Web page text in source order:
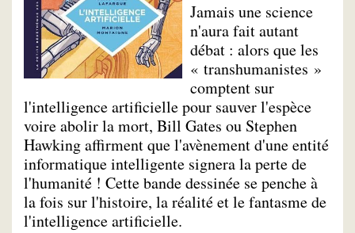
Jamais une science
n'aura fait autant
débat : alors que les
« transhumanistes »
comptent sur
l'intelligence artificielle pour sauver l'espèce
voire abolir la mort, Bill Gates ou Stephen
Hawking affirment que l'avènement d'une entité
informatique intelligente signera la perte de
l'humanité ! Cette bande dessinée se penche à
la fois sur l'histoire, la réalité et le fantasme de
l'intelligence artificielle.